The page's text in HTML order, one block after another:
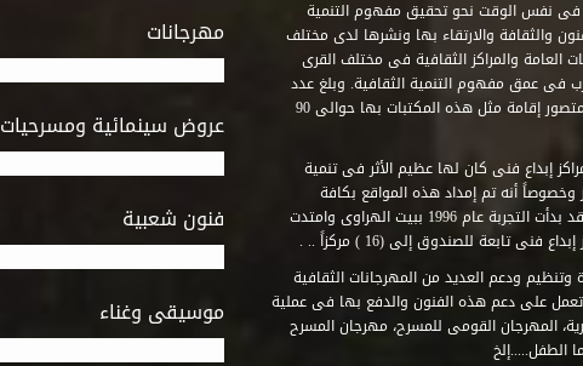
مهرجانات
عروض سينمائية ومسرحيات
فنون شعبية
موسيقى وغناء
نفس الوقت نحو تحقيق مفهوم التنمية
والثقافة والارتقاء بها ونشرها لدى مختلف
والمراكز الثقافية فى مختلف القرى
فى عمق مفهوم التنمية الثقافية. وبلغ عدد
المكتبات التى أنشأها الصندوق فى أماكن لم يكن من المتصور إقامة مثل هذه المكتبات بها حوالى 90
إبداع فنى كان لها عظيم الأثر فى تنمية
أنه تم إمداد هذه المواقع بكافة
المتطلبات التى تكفل لها أداء دورها الثقافى والفنى. وقد بدأت التجربة عام 1996 ببيت الهراوى وامتدت
تابعة للصندوق إلى (16 ) مركزاً .. .
ودعم العديد من المهرجانات الثقافية
تعمل على دعم هذه الفنون والدفع بها فى عملية
المهرجان القومى للمسرح، مهرجان المسرح
الطفل.....إلخ